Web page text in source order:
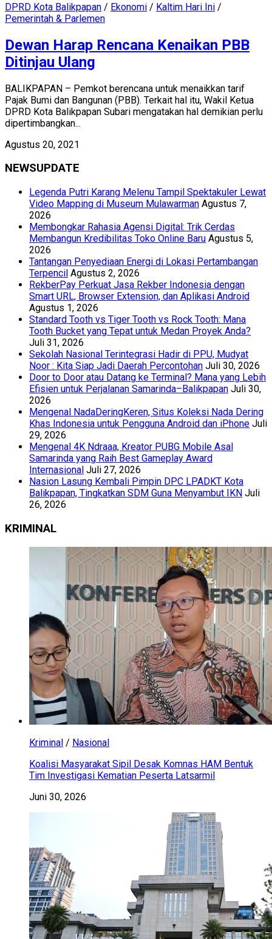
DPRD Kota Balikpapan / Ekonomi / Kaltim Hari Ini /
Pemerintah & Parlemen
Dewan Harap Rencana Kenaikan PBB
Ditinjau Ulang
BALIKPAPAN – Pemkot berencana untuk menaikkan tarif
Pajak Bumi dan Bangunan (PBB). Terkait hal itu, Wakil Ketua
DPRD Kota Balikpapan Subari mengatakan hal demikian perlu
dipertimbangkan...
Agustus 20, 2021
NEWSUPDATE
Legenda Putri Karang Melenu Tampil Spektakuler Lewat
Video Mapping di Museum Mulawarman Agustus 7,
2026
Membongkar Rahasia Agensi Digital: Trik Cerdas
Membangun Kredibilitas Toko Online Baru Agustus 5,
2026
Tantangan Penyediaan Energi di Lokasi Pertambangan
Terpencil Agustus 2, 2026
RekberPay Perkuat Jasa Rekber Indonesia dengan
Smart URL, Browser Extension, dan Aplikasi Android
Agustus 1, 2026
Standard Tooth vs Tiger Tooth vs Rock Tooth: Mana
Tooth Bucket yang Tepat untuk Medan Proyek Anda?
Juli 31, 2026
Sekolah Nasional Terintegrasi Hadir di PPU, Mudyat
Noor : Kita Siap Jadi Daerah Percontohan Juli 30, 2026
Door to Door atau Datang ke Terminal? Mana yang Lebih
Efisien untuk Perjalanan Samarinda–Balikpapan Juli 30,
2026
Mengenal NadaDeringKeren, Situs Koleksi Nada Dering
Khas Indonesia untuk Pengguna Android dan iPhone Juli
29, 2026
Mengenal 4K Ndraaa, Kreator PUBG Mobile Asal
Samarinda yang Raih Best Gameplay Award
Internasional Juli 27, 2026
Nasion Lasung Kembali Pimpin DPC LPADKT Kota
Balikpapan, Tingkatkan SDM Guna Menyambut IKN Juli
26, 2026
KRIMINAL
Kriminal / Nasional
Koalisi Masyarakat Sipil Desak Komnas HAM Bentuk
Tim Investigasi Kematian Peserta Latsarmil
Juni 30, 2026